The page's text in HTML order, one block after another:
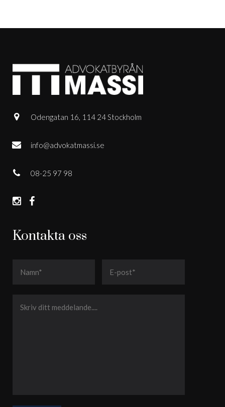
Kontakta oss
Odengatan 16, 114 24 Stockholm
info@advokatmassi.se
08-25 97 98